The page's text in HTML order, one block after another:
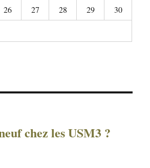
26 27 28 29
30
chez les USM3 ?